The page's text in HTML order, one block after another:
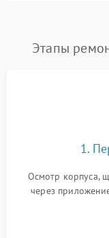
Этапы
1.
Осмотр корпуса,
через
аккумулятора и
Оценка работы